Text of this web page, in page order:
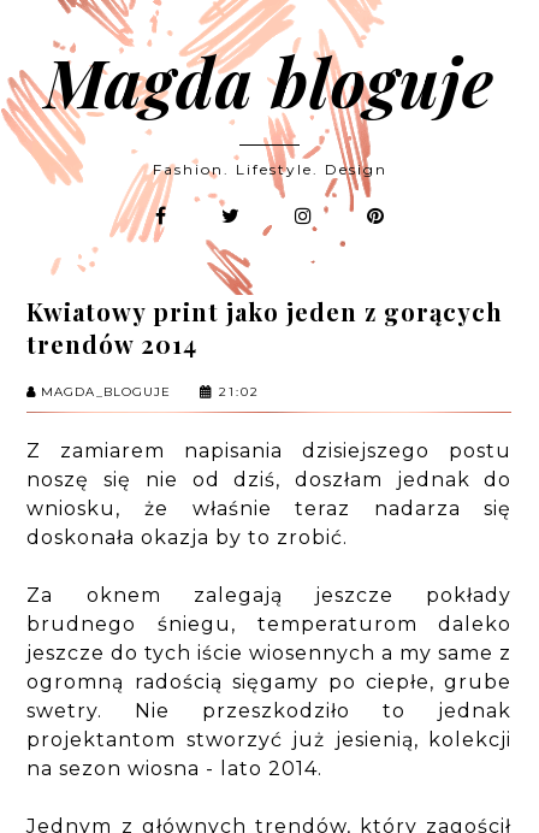
Magda bloguje
Fashion. Lifestyle. Design
Kwiatowy print jako jeden z gorących
trendów 2014
MAGDA_BLOGUJE 21:02
Z zamiarem napisania dzisiejszego postu
noszę się nie od dziś, doszłam jednak do
wniosku, że właśnie teraz nadarza się
doskonała okazja by to zrobić.
Za oknem zalegają jeszcze pokłady
brudnego śniegu, temperaturom daleko
jeszcze do tych iście wiosennych a my same z
ogromną radością sięgamy po ciepłe, grube
swetry. Nie przeszkodziło to jednak
projektantom stworzyć już jesienią, kolekcji
na sezon wiosna - lato 2014.
Jednym z głównych trendów, który zagościł